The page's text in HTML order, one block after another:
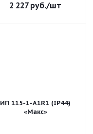
2 227руб./шт
ИП 115-1-А1R1 (IP44)
«Макс»